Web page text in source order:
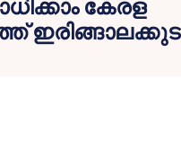
കേരള
ഇരിങ്ങാലക്കുട